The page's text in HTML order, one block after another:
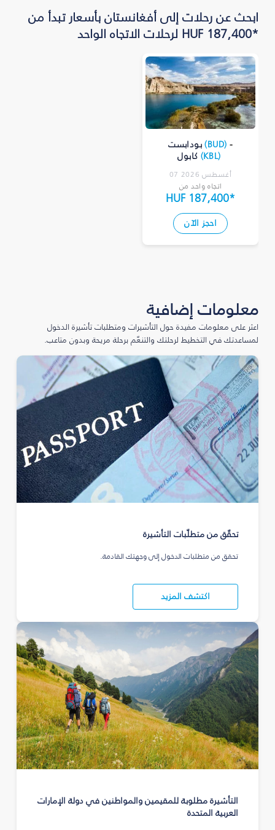
ابحث عن رحلات إلى أفغانستان بأسعار تبدأ من
*HUF 187,400 لرحلات الاتجاه الواحد
بودابست (BUD) -
كابول (KBL)
07 أغسطس 2026
اتجاه واحد من
HUF 187,400*
احجز الآن
معلومات إضافية
اعثر على معلومات مفيدة حول التأشيرات ومتطلبات تأشيرة الدخول
لمساعدتك في التخطيط لرحلتك والتنعّم برحلة مريحة وبدون متاعب.
تحقّق من متطلّبات التأشيرة
تحقق من متطلبات الدخول إلى وجهتك القادمة.
اكتشف المزيد
التأشيرة مطلوبة للمقيمين والمواطنين في دولة الإمارات
العربية المتحدة